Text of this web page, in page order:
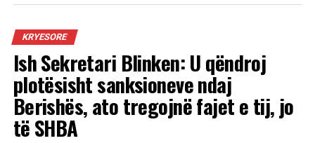
KRYESORE
Ish Sekretari Blinken: U qëndroj
plotësisht sanksioneve ndaj
Berishës, ato tregojnë fajet e tij, jo
të SHBA